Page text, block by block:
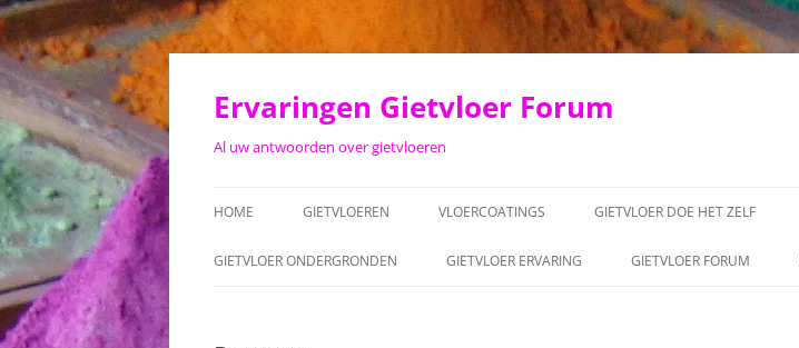
Ga
inhoud
Ervaringen Gietvloer Forum
Al uw antwoorden over gietvloeren
HOME GIETVLOEREN VLOERCOATINGS GIETVLOER DOE HET ZELF
GIETVLOER ONDERGRONDEN GIETVLOER ERVARING GIETVLOER FORUM